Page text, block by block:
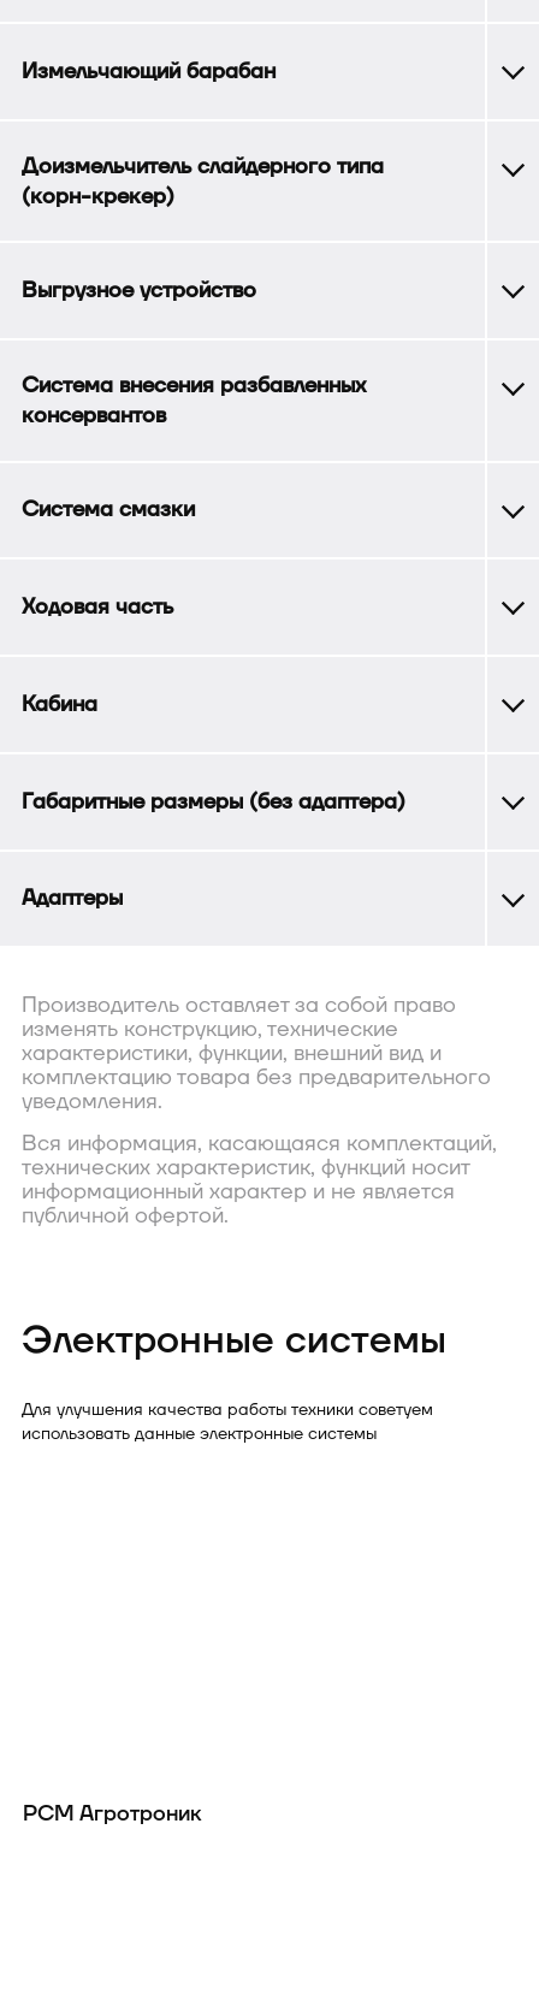
Измельчающий барабан
Доизмельчитель слайдерного типа
(корн-крекер)
Выгрузное устройство
Система внесения разбавленных
консервантов
Система смазки
Ходовая часть
Кабина
Габаритные размеры (без адаптера)
Адаптеры
Производитель оставляет за собой право
изменять конструкцию, технические
характеристики, функции, внешний вид и
комплектацию товара без предварительного
уведомления.
Вся информация, касающаяся комплектаций,
технических характеристик, функций носит
информационный характер и не является
публичной офертой.
Электронные системы
Для улучшения качества работы техники советуем
использовать данные электронные системы
РСМ Агротроник